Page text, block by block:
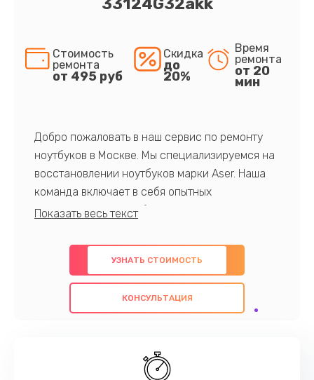
Стоимость
ремонта
от 495 руб
Скидка
до
20%
Время
ремонта
от 20
мин
Добро пожаловать в наш сервис по ремонту
ноутбуков в Москве. Мы специализируемся на
восстановлении ноутбуков марки Aser. Наша
команда включает в себя опытных
профессионалов с обширными знаниями и
предлагаем быстрый и качественный ремонт с
использованием оригинальных компонентов, а
также гарантируем качество всех
проведенных работ. Наша цель - предоставить
наилучшим образом. Не медлите записаться на
УЗНАТЬ СТОИМОСТЬ
КОНСУЛЬТАЦИЯ